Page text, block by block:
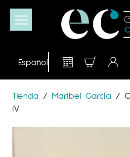
Tienda / Maribel García /
IV